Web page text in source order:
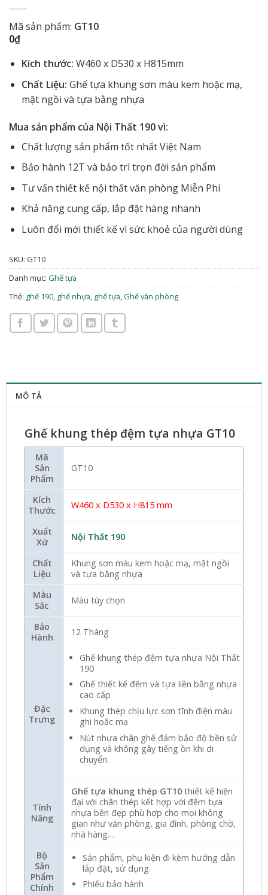
Mã sản phẩm: GT10
0₫
Kích thước: W460 x D530 x H815mm
Chất Liệu: Ghế tựa khung sơn màu kem hoặc mạ,
mặt ngồi và tựa bằng nhựa
Mua sản phẩm của Nội Thất 190 vì:
Chất lượng sản phẩm tốt nhất Việt Nam
Bảo hành 12T và bảo trì trọn đời sản phẩm
Tư vấn thiết kế nội thất văn phòng Miễn Phí
Khả năng cung cấp, lắp đặt hàng nhanh
Luôn đổi mới thiết kế vì sức khoẻ của người dùng
SKU: GT10
Danh mục: Ghế tựa
Thẻ: ghế 190, ghế nhựa, ghế tựa, Ghế văn phòng
MÔ TẢ
Ghế khung thép đệm tựa nhựa GT10
Mã
Sản
Phẩm
GT10
Kích
Thước
W460 x D530 x H815 mm
Xuất
Xứ
Nội Thất 190
Chất
Liệu
Khung sơn màu kem hoặc mạ, mặt ngồi
và tựa bằng nhựa
Màu
Sắc
Màu tùy chọn
Bảo
Hành
12 Tháng
Đặc
Trưng
Ghế khung thép đệm tựa nhựa Nội Thất
190
Ghế thiết kế đệm và tựa liền bằng nhựa
cao cấp
Khung thép chịu lực sơn tĩnh điện màu
ghi hoặc mạ
Nút nhựa chân ghế đảm bảo độ bền sử
dụng và không gây tiếng ồn khi di
chuyển.
Tính
Năng
Ghế tựa khung thép GT10thiết kế hiện
đại với chân thép kết hợp với đệm tựa
nhựa bền đẹp phù hợp cho mọi không
gian như văn phòng, gia đình, phòng chờ,
nhà hàng…
Bộ
Sản
Phẩm
Chính
Sản phẩm, phụ kiện đi kèm hướng dẫn
lắp đặt, sử dụng.
Phiếu bảo hành